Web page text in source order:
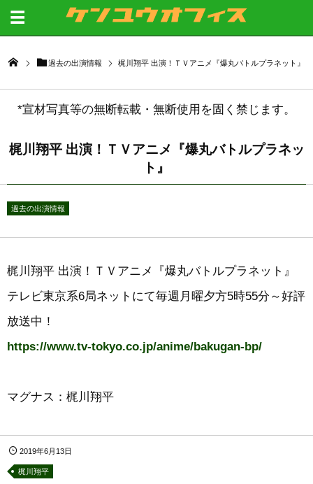
過去の出演情報 梶川翔平 出演！ＴＶアニメ『爆丸バトルプラネット』
*宣材写真等の無断転載・無断使用を固く禁じます。
梶川翔平 出演！ＴＶアニメ『爆丸バトルプラネッ
ト』
過去の出演情報
梶川翔平 出演！ＴＶアニメ『爆丸バトルプラネット』
テレビ東京系6局ネットにて毎週月曜夕方5時55分～好評
放送中！
https://www.tv-tokyo.co.jp/anime/bakugan-bp/
マグナス：梶川翔平
2019年6月13日
梶川翔平